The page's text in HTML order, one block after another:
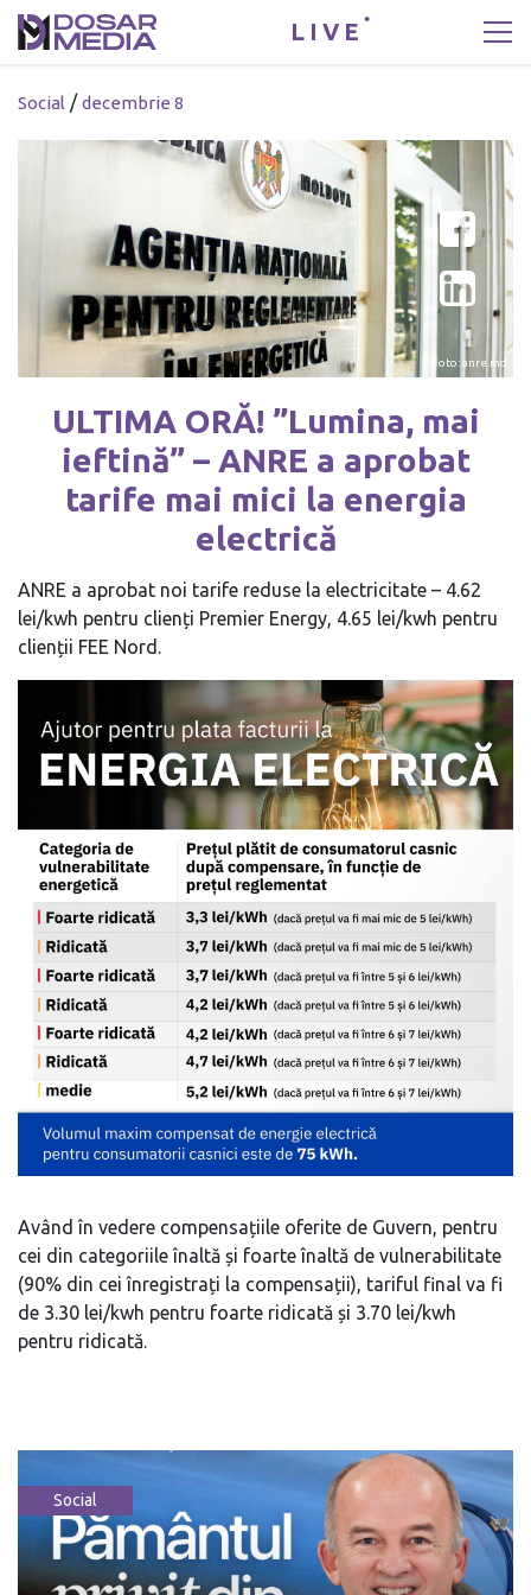
LIVE
Social /decembrie 8
Foto: anre.md
ULTIMA ORĂ! ”Lumina, mai
ieftină” – ANRE a aprobat
tarife mai mici la energia
electrică
ANRE a aprobat noi tarife reduse la electricitate – 4.62
lei/kwh pentru clienți Premier Energy, 4.65 lei/kwh pentru
clienții FEE Nord.
Având în vedere compensațiile oferite de Guvern, pentru
cei din categoriile înaltă și foarte înaltă de vulnerabilitate
(90% din cei înregistrați la compensații), tariful final va fi
de 3.30 lei/kwh pentru foarte ridicată și 3.70 lei/kwh
pentru ridicată.
Social